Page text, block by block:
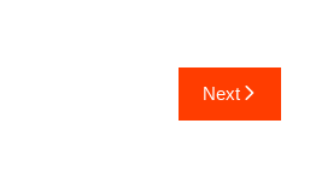
Next